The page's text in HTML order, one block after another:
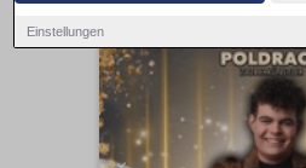
Einstellungen